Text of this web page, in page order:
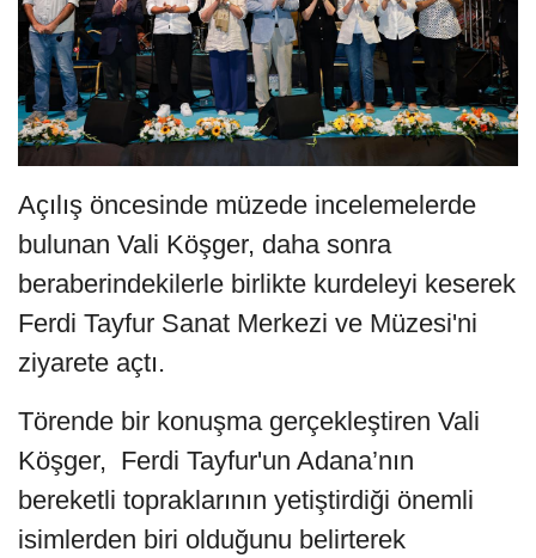
Açılış öncesinde müzede incelemelerde
bulunan Vali Köşger, daha sonra
beraberindekilerle birlikte kurdeleyi keserek
Ferdi Tayfur Sanat Merkezi ve Müzesi'ni
ziyarete açtı.
Törende bir konuşma gerçekleştiren Vali
Köşger, Ferdi Tayfur'un Adana’nın
bereketli topraklarının yetiştirdiği önemli
isimlerden biri olduğunu belirterek